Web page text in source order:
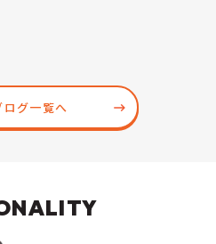
ログ一覧へ